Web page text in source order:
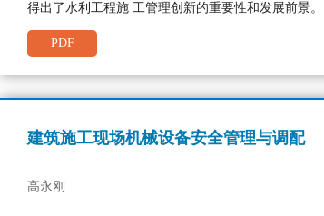
得出了水利工程施 工管理创新的重要性和发展前景。
PDF
建筑施工现场机械设备安全管理与调配
高永刚